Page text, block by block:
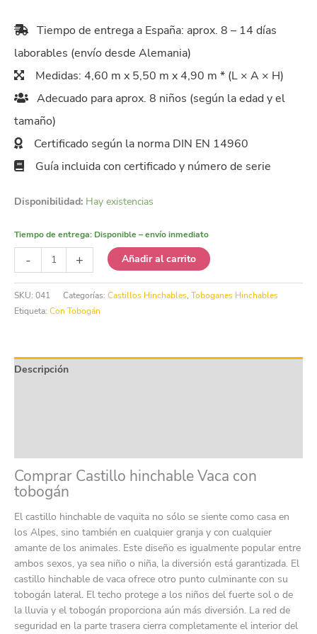
Tiempo de entrega a España: aprox. 8 – 14 días
laborables (envío desde Alemania)
Medidas: 4,60 m x 5,50 m x 4,90 m * (L × A × H)
Adecuado para aprox. 8 niños (según la edad y el
tamaño)
Certificado según la norma DIN EN 14960
Guía incluida con certificado y número de serie
Disponibilidad: Hay existencias
Tiempo de entrega: Disponible – envío inmediato
-
hinchable
Vaca
con
tobogán
+ Añadir al carrito
SKU: 041 Categorías: Castillos Hinchables, Toboganes Hinchables
Etiqueta: Con Tobogán
Descripción
Comprar Castillo hinchable Vaca con
tobogán
El castillo hinchable de vaquita no sólo se siente como casa en
los Alpes, sino también en cualquier granja y con cualquier
amante de los animales. Este diseño es igualmente popular entre
ambos sexos, ya sea niño o niña, la diversión está garantizada. El
castillo hinchable de vaca ofrece otro punto culminante con su
tobogán lateral. El techo protege a los niños del fuerte sol o de
la lluvia y el tobogán proporciona aún más diversión. La red de
seguridad en la parte trasera cierra completamente el interior del